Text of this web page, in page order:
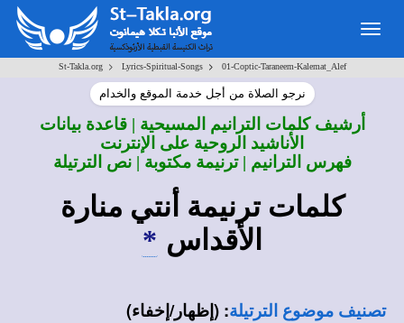
St-Takla.org> Lyrics-Spiritual-Songs> 01-Coptic-Taraneem-Kalemat_Alef
نرجو الصلاة من أجل خدمة الموقع والخدام
أرشيف كلمات الترانيم المسيحية | قاعدة بيانات
الأناشيد الروحية على الإنترنت
فهرس الترانيم | ترنيمة مكتوبة | نص الترتيلة
كلمات ترنيمة أنتي منارة
الأقداس *
تصنيف موضوع الترتيلة: (إظهار/إخفاء)